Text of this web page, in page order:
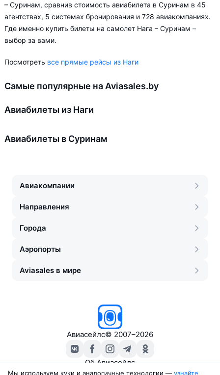
– Суринам, сравнив стоимость авиабилета в Суринам в 45
агентствах, 5 системах бронирования и 728 авиакомпаниях.
Где именно купить билеты на самолет Нага – Суринам –
выбор за вами.
Посмотреть все прямые рейсы из Наги
Самые популярные на Aviasales.by
Авиабилеты из Наги
Авиабилеты в Суринам
Авиакомпании
Направления
Города
Аэропорты
Aviasales в мире
Авиасейлс© 2007–2026
Об Авиасейлс
Пресс‑центр
Мы используем куки и аналогичные технологии — узнайте